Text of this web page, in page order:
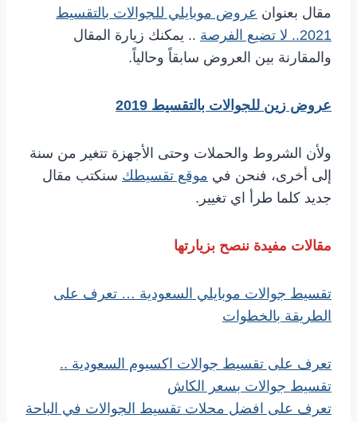
مقال بعنوان عروض موبايلي للجوالات بالتقسيط
2021.. لا تضيع الفرصة
.. يمكنك زيارة المقال
والمقارنة بين العروض سابقاً وحالياً.
عروض زين للجوالات بالتقسيط 2019
ولأن الشروط والحملات وحتى الأجهزة تتغير من سنة
إلى أخرى، فنحن في موقع تقسيطك سنكتب مقال
جديد كلما طرأ اي تغيير.
مقالات مفيدة ننصح بزيارتها
تقسيط جوالات موبايلي السعودية … تعرف على
الطريقة بالخطوات
تعرف على تقسيط جوالات اكسيوم السعودية ..
تقسيط جوالات بسعر الكاش
تعرف على افضل محلات تقسيط الجوالات في الباحة